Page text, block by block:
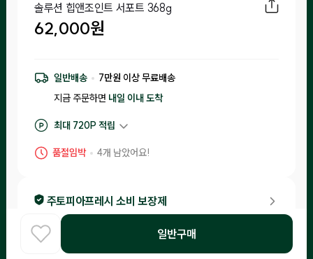
솔루션 힙앤조인트 서포트 368g
62,000원
일반배송 7만원 이상 무료배송
지금 주문하면 내일 이내 도착
최대 720P 적립
후기 작성 시 최대720P 적립
품절임박 4개 남았어요!
주토피아프레시 소비 보장제
•소비기한이 20일 이내 남은 제품은 체험을 신청한 고객님들께 랜
덤으로 배송해드리니 편하게 급여해 보세요!
홈
일반구매